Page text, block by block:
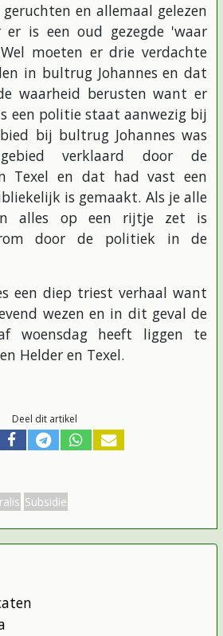
en allemaal gelezen
is een oud gezegde 'waar
moeten er drie verdachte
in bultrug Johannes en dat
waarheid berusten want er
een politie staat aanwezig bij
bij bultrug Johannes was
verklaard door de
Texel en dat had vast een
is gemaakt. Als je alle
alles op een rijtje zet is
door de politiek in de
een diep triest verhaal want
wezen en in dit geval de
woensdag heeft liggen te
Helder en Texel.
Deel dit artikel
Subsidie